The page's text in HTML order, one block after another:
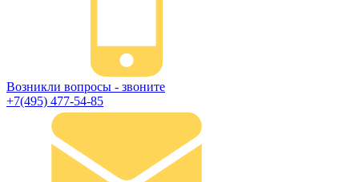
Возникли вопросы - звоните
+7(495) 477-54-85